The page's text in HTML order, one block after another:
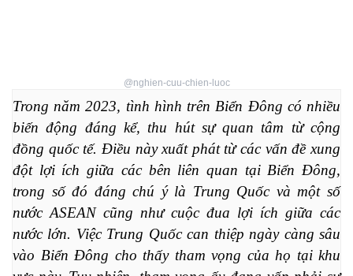
@nghien-cuu-chien-luoc
Trong năm 2023, tình hình trên Biển Đông có nhiều
biến động đáng kể, thu hút sự quan tâm từ cộng
đồng quốc tế. Điều này xuất phát từ các vấn đề xung
đột lợi ích giữa các bên liên quan tại Biển Đông,
trong số đó đáng chú ý là Trung Quốc và một số
nước ASEAN cũng như cuộc đua lợi ích giữa các
nước lớn. Việc Trung Quốc can thiệp ngày càng sâu
vào Biển Đông cho thấy tham vọng của họ tại khu